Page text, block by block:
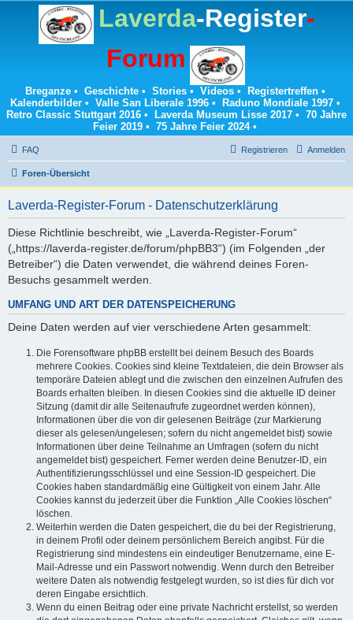
Laverda-Register-
Forum
Breganze• Geschichte• Stories• Videos• Registertreffen•
Kalenderbilder• Valle San Liberale 1996• Raduno Mondiale 1997•
Retro Classic Stuttgart 2016 • Laverda Museum Lisse 2017 • 70 Jahre
Feier 2019 • 75 Jahre Feier 2024•
FAQ Anmelden
Registrieren
Foren-Übersicht
Laverda-Register-Forum - Datenschutzerklärung
Diese Richtlinie beschreibt, wie „Laverda-Register-Forum“
(„https://laverda-register.de/forum/phpBB3“) (im Folgenden „der
Betreiber“) die Daten verwendet, die während deines Foren-
Besuchs gesammelt werden.
UMFANG UND ART DER DATENSPEICHERUNG
Deine Daten werden auf vier verschiedene Arten gesammelt:
Die Forensoftware phpBB erstellt bei deinem Besuch des Boards
mehrere Cookies. Cookies sind kleine Textdateien, die dein Browser als
temporäre Dateien ablegt und die zwischen den einzelnen Aufrufen des
Boards erhalten bleiben. In diesen Cookies sind die aktuelle ID deiner
Sitzung (damit dir alle Seitenaufrufe zugeordnet werden können),
Informationen über die von dir gelesenen Beiträge (zur Markierung
dieser als gelesen/ungelesen; sofern du nicht angemeldet bist) sowie
Informationen über deine Teilnahme an Umfragen (sofern du nicht
angemeldet bist) gespeichert. Ferner werden deine Benutzer-ID, ein
Authentifizierungsschlüssel und eine Session-ID gespeichert. Die
Cookies haben standardmäßig eine Gültigkeit von einem Jahr. Alle
Cookies kannst du jederzeit über die Funktion „Alle Cookies löschen“
löschen.
Weiterhin werden die Daten gespeichert, die du bei der Registrierung,
in deinem Profil oder deinem persönlichem Bereich angibst. Für die
Registrierung sind mindestens ein eindeutiger Benutzername, eine E-
Mail-Adresse und ein Passwort notwendig. Wenn durch den Betreiber
weitere Daten als notwendig festgelegt wurden, so ist dies für dich vor
deren Eingabe ersichtlich.
Wenn du einen Beitrag oder eine private Nachricht erstellst, so werden